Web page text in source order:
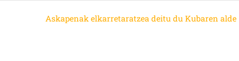
Askapenak elkarretaratzea deitu du Kubaren alde